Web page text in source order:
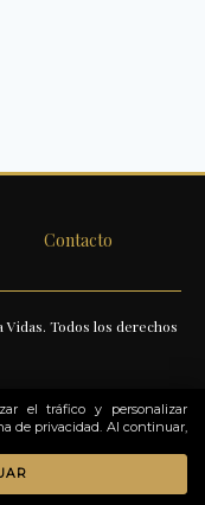
Contacto
Todos los derechos
el tráfico y personalizar
de privacidad. Al continuar,
por las compras que